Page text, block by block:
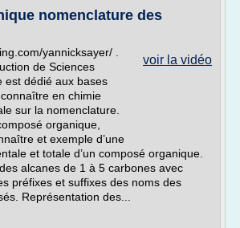
nomenclature des
voir la vidéo
yannicksayer/ .
de Sciences
est dédié aux bases
en chimie
sur la nomenclature.
organique,
et exemple d’une
et totale d’un composé organique.
alcanes de 1 à 5 carbones avec
préfixes et suffixes des noms des
Représentation des...